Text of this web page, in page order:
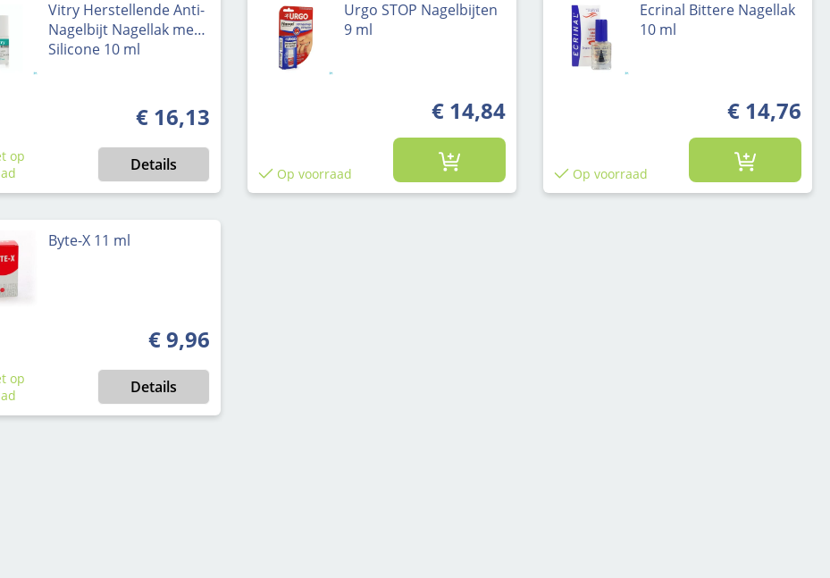
Vitry Herstellende Anti-
Nagelbijt Nagellak met
Silicone 10 ml
Normale prijs:
€ 16,13
op
Details
Urgo STOP Nagelbijten
9 ml
€ 14,84
Op voorraad
Ecrinal Bittere Nagellak
10 ml
€ 14,76
Op voorraad
Byte-X 11 ml
Normale prijs:
€ 9,96
op
Details